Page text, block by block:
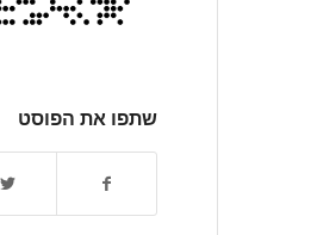
שתפו את הפוסט